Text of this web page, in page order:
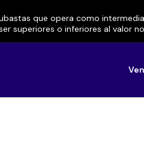
que opera como
superiores o inferiores al valor